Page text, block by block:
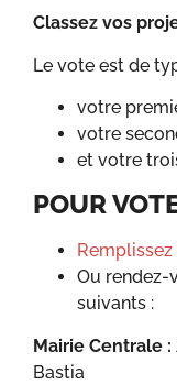
Classez vos
Le vote est de
votre
votre
et votre
POUR
Ou rendez-
suivants :
Mairie Centrale :
Bastia